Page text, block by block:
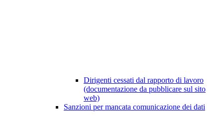
Dirigenti cessati dal rapporto di lavoro
(documentazione da pubblicare sul sito
web)
Sanzioni per mancata comunicazione dei dati